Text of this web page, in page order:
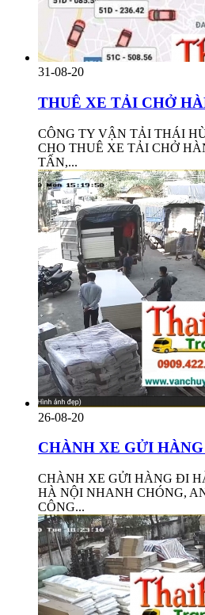
31-08-20
THUÊ XE TẢI CHỞ
CÔNG TY VẬN TẢI THÁI
CHO THUÊ XE TẢI CHỞ
TẤN,...
26-08-20
CHÀNH XE GỬI
CHÀNH XE GỬI HÀNG ĐI
HÀ NỘI NHANH CHÓNG,
CÔNG...